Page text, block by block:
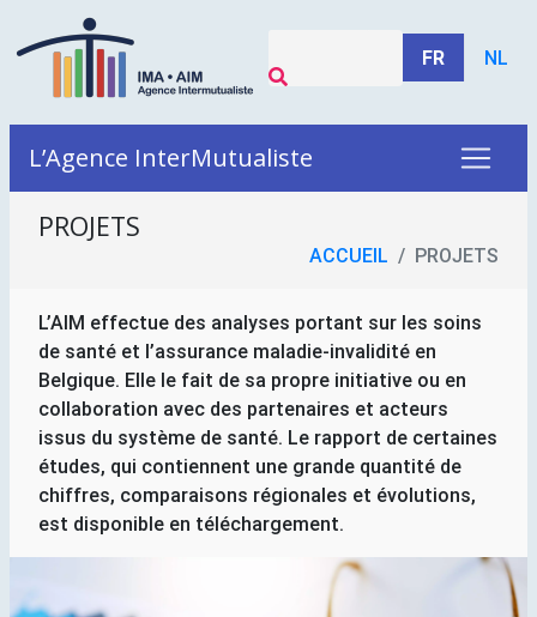
FR NL
L’Agence InterMutualiste
PROJETS
ACCUEIL PROJETS
L’AIM effectue des analyses portant sur les soins
de santé et l’assurance maladie-invalidité en
Belgique. Elle le fait de sa propre initiative ou en
collaboration avec des partenaires et acteurs
issus du système de santé. Le rapport de certaines
études, qui contiennent une grande quantité de
chiffres, comparaisons régionales et évolutions,
est disponible en téléchargement.